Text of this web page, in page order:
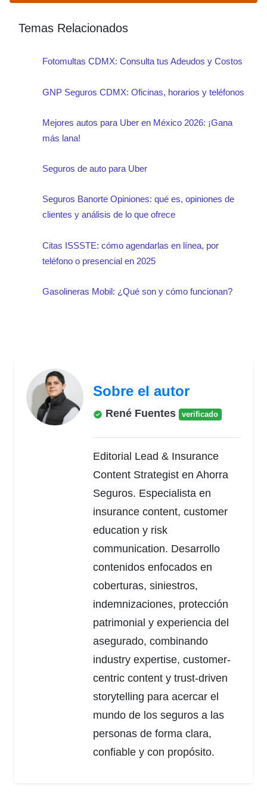
limpia regularmente, revisa posibles
daños y reemplaza las que estén
Temas Relacionados
Fotomultas CDMX: Consulta tus Adeudos y Costos
GNP Seguros CDMX: Oficinas, horarios y teléfonos
Mejores autos para Uber en México 2026: ¡Gana
más lana!
Seguros de auto para Uber
Seguros Banorte Opiniones: qué es, opiniones de
clientes y análisis de lo que ofrece
Citas ISSSTE: cómo agendarlas en línea, por
teléfono o presencial en 2025
Gasolineras Mobil: ¿Qué son y cómo funcionan?
Sobre el autor
René Fuentes verificado
Editorial Lead & Insurance
Content Strategist en Ahorra
Seguros. Especialista en
insurance content, customer
education y risk
communication. Desarrollo
contenidos enfocados en
coberturas, siniestros,
indemnizaciones, protección
patrimonial y experiencia del
asegurado, combinando
industry expertise, customer-
centric content y trust-driven
storytelling para acercar el
mundo de los seguros a las
personas de forma clara,
confiable y con propósito.